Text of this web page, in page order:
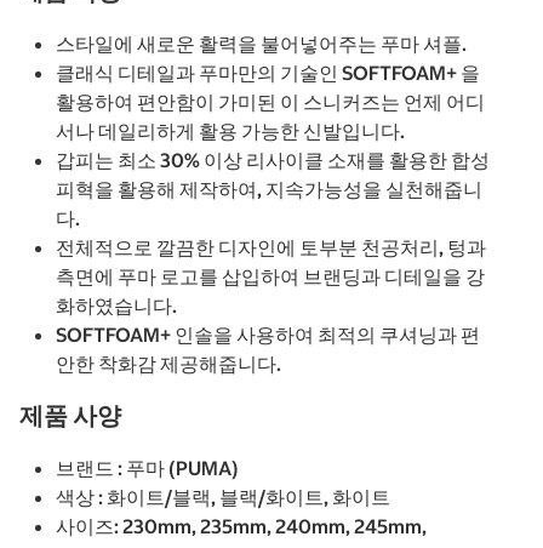
스타일에 새로운 활력을 불어넣어주는 푸마 셔플.
클래식 디테일과 푸마만의 기술인 SOFTFOAM+ 을
활용하여 편안함이 가미된 이 스니커즈는 언제 어디
서나 데일리하게 활용 가능한 신발입니다.
갑피는 최소 30% 이상 리사이클 소재를 활용한 합성
피혁을 활용해 제작하여, 지속가능성을 실천해줍니
다.
전체적으로 깔끔한 디자인에 토부분 천공처리, 텅과
측면에 푸마 로고를 삽입하여 브랜딩과 디테일을 강
화하였습니다.
SOFTFOAM+ 인솔을 사용하여 최적의 쿠셔닝과 편
안한 착화감 제공해줍니다.
제품 사양
브랜드 : 푸마 (PUMA)
색상 : 화이트/블랙, 블랙/화이트, 화이트
사이즈: 230mm, 235mm, 240mm, 245mm,